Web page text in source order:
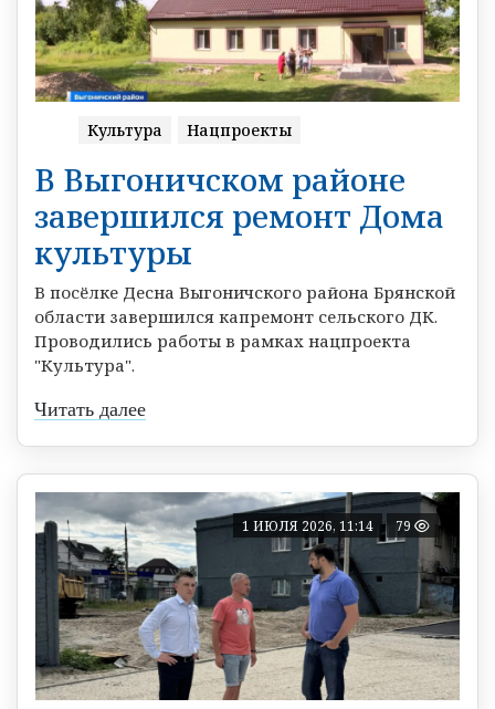
Культура Нацпроекты
В Выгоничском районе
завершился ремонт Дома
культуры
В посёлке Десна Выгоничского района Брянской
области завершился капремонт сельского ДК.
Проводились работы в рамках нацпроекта
"Культура".
Читать далее
1 ИЮЛЯ 2026, 11:14 79